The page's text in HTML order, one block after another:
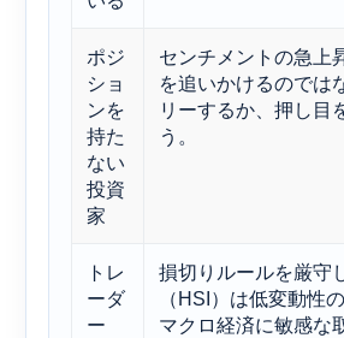
ポジ
ショ
ンを
持た
ない
投資
家
センチメントの急上
を追いかけるのでは
リーするか、押し目
う。
トレ
ーダ
ー
損切りルールを厳守
（HSI）は低変動性
マクロ経済に敏感な